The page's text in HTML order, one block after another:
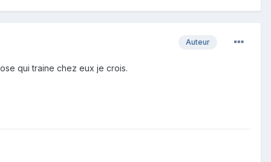
Auteur
qui traine chez eux je crois.